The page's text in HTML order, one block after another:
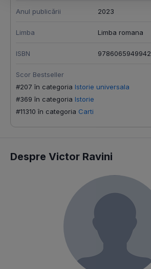
Anul publicării 2023
Limba Limba romana
ISBN 9786065949942
Scor Bestseller
#207 în categoria Istorie universala
#369 în categoria Istorie
#11310 în categoria Carti
Despre Victor Ravini